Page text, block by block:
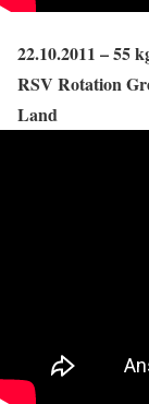
22.10.2011 – 55
RSV Rotation
Land